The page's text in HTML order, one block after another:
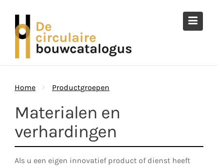
naar
inhoud
Home Productgroepen
Materialen en
verhardingen
Als u een eigen innovatief product of dienst heeft